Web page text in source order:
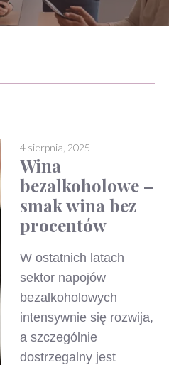
Wina
bezalkoholowe –
smak wina bez
procentów
4 sierpnia, 2025
W ostatnich latach
sektor napojów
bezalkoholowych
intensywnie się rozwija,
a szczególnie
dostrzegalny jest